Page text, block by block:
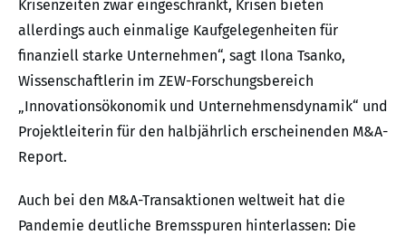
Krisenzeiten zwar eingeschränkt, Krisen bieten
allerdings auch einmalige Kaufgelegenheiten für
finanziell starke Unternehmen“, sagt Ilona Tsanko,
Wissenschaftlerin im ZEW-Forschungsbereich
„Innovationsökonomik und Unternehmensdynamik“ und
Projektleiterin für den halbjährlich erscheinenden M&A-
Report.
Auch bei den M&A-Transaktionen weltweit hat die
Pandemie deutliche Bremsspuren hinterlassen: Die